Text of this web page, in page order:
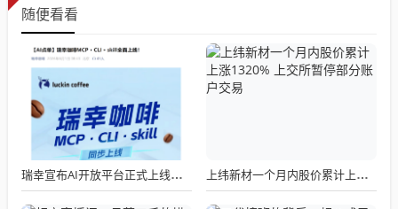
随便看看
瑞幸宣布AI开放平台正式上线，我们点了一杯试了试 上纬新材一个月内股价累计上涨1320% 上交所暂停部分账户交易